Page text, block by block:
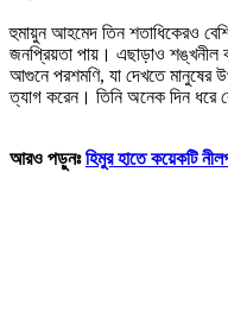
হুমায়ুন আহমেদ তিন শতাধিকেরও
জনপ্রিয়তা পায়। এছাড়াও শঙ্খনীল
আগুনে পরশমণি, যা দেখতে মানুষের
ত্যাগ করেন। তিনি অনেক দিন ধরে
আরও পড়ুনঃহিমুর হাতে কয়েকটি